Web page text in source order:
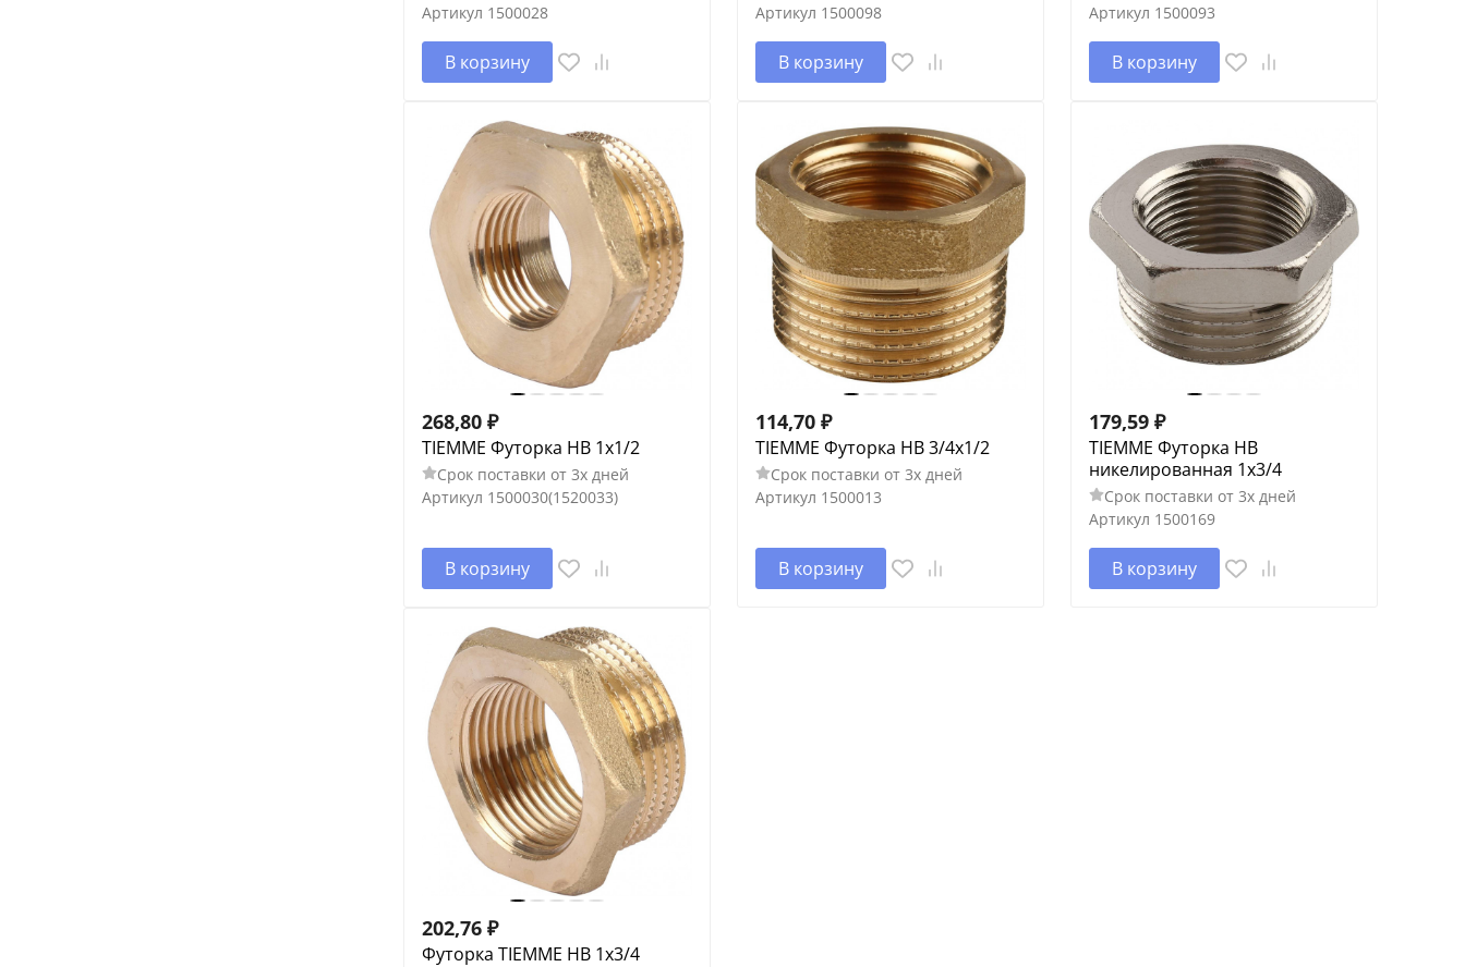
Артикул 1500028
В корзину
Артикул 1500098
В корзину
Артикул 1500093
В корзину
268,80 ₽
TIEMME Футорка НВ 1х1/2
Срок поставки от 3х дней
Артикул 1500030(1520033)
В корзину
114,70 ₽
TIEMME Футорка НВ 3/4х1/2
Срок поставки от 3х дней
Артикул 1500013
В корзину
179,59 ₽
TIEMME Футорка НВ
никелированная 1х3/4
Срок поставки от 3х дней
Артикул 1500169
В корзину
202,76 ₽
Футорка TIEMME НВ 1х3/4